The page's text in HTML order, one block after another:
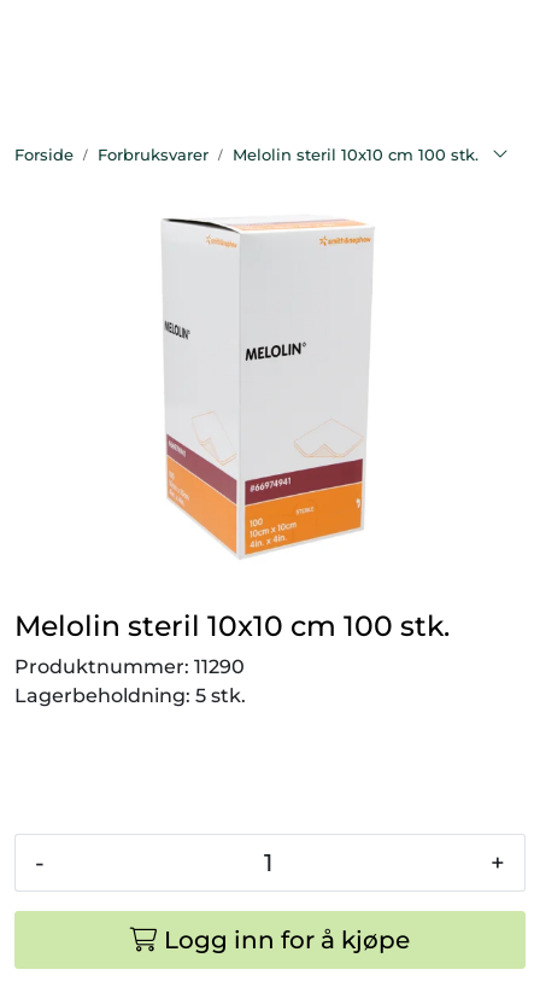
Forside Forbruksvarer Melolin steril 10x10 cm 100 stk.
Melolin steril 10x10 cm 100 stk.
Produktnummer: 11290
Lagerbeholdning: 5 stk.
- +
Logg inn for å kjøpe
Diagnostikk
Produksjonsdyr
Videresalgsprodukter
Tilbudsvarer
Gammalt nytt